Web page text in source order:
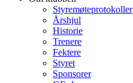
Styremøteprotokoller
Årshjul
Historie
Trenere
Fektere
Styret
Sponsorer